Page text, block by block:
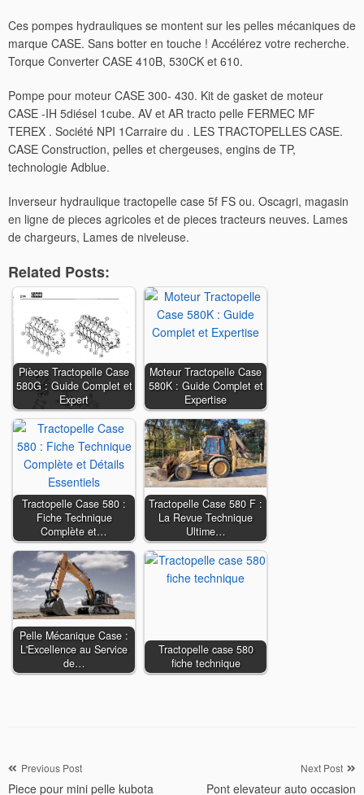
Ces pompes hydrauliques se montent sur les pelles mécaniques de
marque CASE. Sans botter en touche ! Accélérez votre recherche.
Torque Converter CASE 410B, 530CK et 610.
Pompe pour moteur CASE 300- 430. Kit de gasket de moteur
CASE -IH 5diésel 1cube. AV et AR tracto pelle FERMEC MF
TEREX . Société NPI 1Carraire du . LES TRACTOPELLES CASE.
CASE Construction, pelles et chergeuses, engins de TP,
technologie Adblue.
Inverseur hydraulique tractopelle case 5f FS ou. Oscagri, magasin
en ligne de pieces agricoles et de pieces tracteurs neuves. Lames
de chargeurs, Lames de niveleuse.
Related Posts:
Pièces Tractopelle Case
580G : Guide Complet et
Expert
Moteur Tractopelle Case
580K : Guide Complet et
Expertise
Tractopelle Case 580 :
Fiche Technique
Complète et…
Tractopelle Case 580 F :
La Revue Technique
Ultime…
Pelle Mécanique Case :
L'Excellence au Service
de…
Tractopelle case 580
fiche technique
Navigation
Previous Post
Piece pour mini pelle kubota
Next Post
Pont elevateur auto occasion